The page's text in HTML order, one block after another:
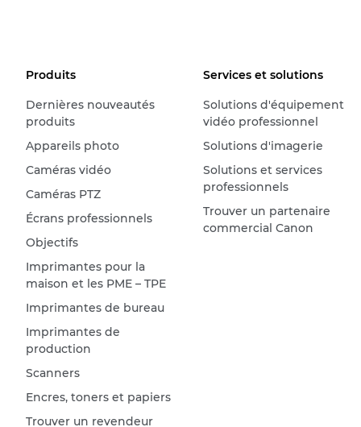
Produits
Dernières nouveautés
produits
Appareils photo
Caméras vidéo
Caméras PTZ
Écrans professionnels
Objectifs
Imprimantes pour la
maison et les PME – TPE
Imprimantes de bureau
Imprimantes de
production
Scanners
Encres, toners et papiers
Trouver un revendeur
Services et solutions
Solutions d'équipement
vidéo professionnel
Solutions d'imagerie
Solutions et services
professionnels
Trouver un partenaire
commercial Canon